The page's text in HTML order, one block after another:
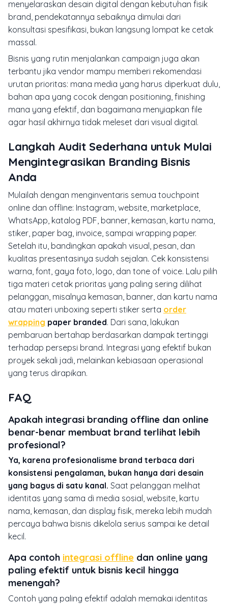
menyelaraskan desain digital dengan kebutuhan fisik
brand, pendekatannya sebaiknya dimulai dari
konsultasi spesifikasi, bukan langsung lompat ke cetak
massal.
Bisnis yang rutin menjalankan campaign juga akan
terbantu jika vendor mampu memberi rekomendasi
urutan prioritas: mana media yang harus diperkuat dulu,
bahan apa yang cocok dengan positioning, finishing
mana yang efektif, dan bagaimana menyiapkan file
agar hasil akhirnya tidak meleset dari visual digital.
Langkah Audit Sederhana untuk Mulai
Mengintegrasikan Branding Bisnis
Anda
Mulailah dengan menginventaris semua touchpoint
online dan offline: Instagram, website, marketplace,
WhatsApp, katalog PDF, banner, kemasan, kartu nama,
stiker, paper bag, invoice, sampai wrapping paper.
Setelah itu, bandingkan apakah visual, pesan, dan
kualitas presentasinya sudah sejalan. Cek konsistensi
warna, font, gaya foto, logo, dan tone of voice. Lalu pilih
tiga materi cetak prioritas yang paling sering dilihat
pelanggan, misalnya kemasan, banner, dan kartu nama
atau materi unboxing seperti stiker serta order
wrapping paper branded. Dari sana, lakukan
pembaruan bertahap berdasarkan dampak tertinggi
terhadap persepsi brand. Integrasi yang efektif bukan
proyek sekali jadi, melainkan kebiasaan operasional
yang terus dirapikan.
FAQ
Apakah integrasi branding offline dan online
benar-benar membuat brand terlihat lebih
profesional?
Ya, karena profesionalisme brand terbaca dari
konsistensi pengalaman, bukan hanya dari desain
yang bagus di satu kanal. Saat pelanggan melihat
identitas yang sama di media sosial, website, kartu
nama, kemasan, dan display fisik, mereka lebih mudah
percaya bahwa bisnis dikelola serius sampai ke detail
kecil.
Apa contoh integrasi offline dan online yang
paling efektif untuk bisnis kecil hingga
menengah?
Contoh yang paling efektif adalah memakai identitas